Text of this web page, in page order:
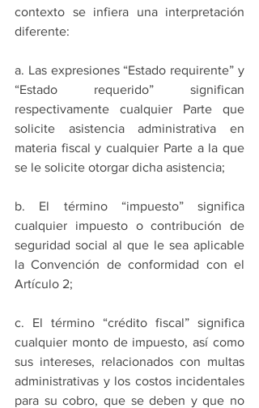
contexto se infiera una interpretación
diferente:
a. Las expresiones “Estado requirente” y
“Estado requerido” significan
respectivamente cualquier Parte que
solicite asistencia administrativa en
materia fiscal y cualquier Parte a la que
se le solicite otorgar dicha asistencia;
b. El término “impuesto” significa
cualquier impuesto o contribución de
seguridad social al que le sea aplicable
la Convención de conformidad con el
Artículo 2;
c. El término “crédito fiscal” significa
cualquier monto de impuesto, así como
sus intereses, relacionados con multas
administrativas y los costos incidentales
para su cobro, que se deben y que no